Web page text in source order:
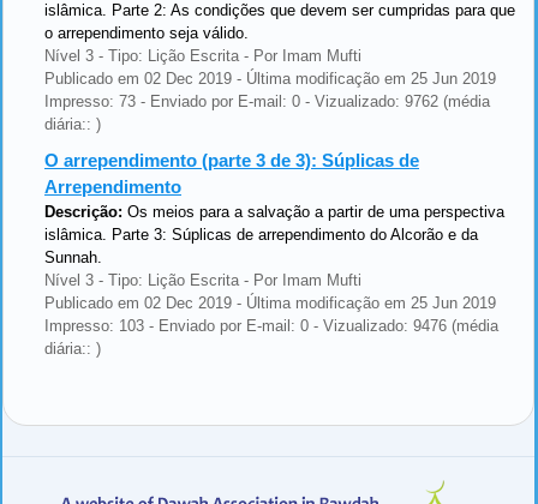
islâmica. Parte 2: As condições que devem ser cumpridas para que
o arrependimento seja válido.
Nível 3 - Tipo: Lição Escrita - Por Imam Mufti
Publicado em 02 Dec 2019 - Última modificação em 25 Jun 2019
Impresso: 73 - Enviado por E-mail: 0 - Vizualizado: 9762 (média
diária:: )
O arrependimento (parte 3 de 3): Súplicas de
Arrependimento
Descrição: Os meios para a salvação a partir de uma perspectiva
islâmica. Parte 3: Súplicas de arrependimento do Alcorão e da
Sunnah.
Nível 3 - Tipo: Lição Escrita - Por Imam Mufti
Publicado em 02 Dec 2019 - Última modificação em 25 Jun 2019
Impresso: 103 - Enviado por E-mail: 0 - Vizualizado: 9476 (média
diária:: )